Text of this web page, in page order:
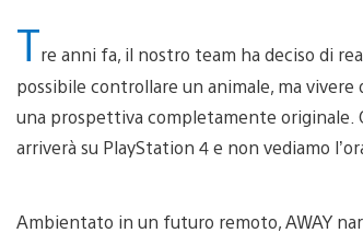
Tre anni fa, il nostro team ha deciso di
possibile controllare un animale, ma
una prospettiva completamente originale.
arriverà su PlayStation 4 e non vediamo
Ambientato in un futuro remoto, AWAY